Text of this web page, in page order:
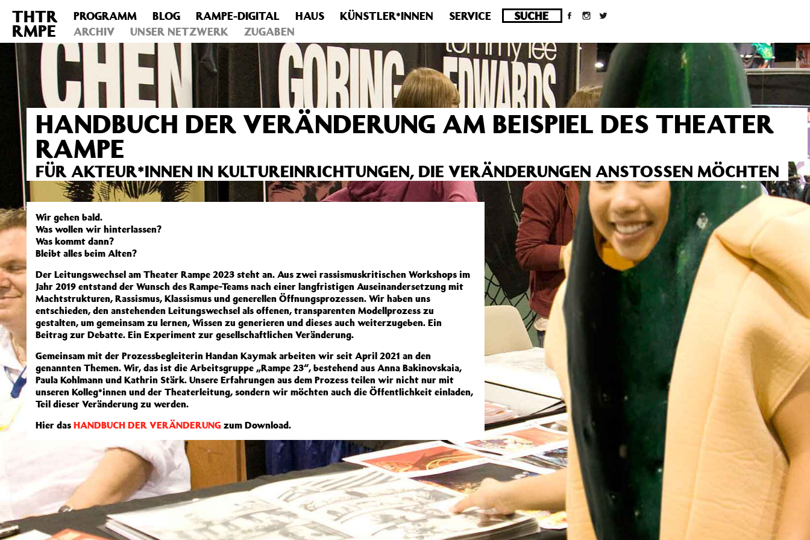
Deprecated : Die Funktion post_permalink ist seit Version 4.4.0 veraltet! Verwende stattdessen get_permalink(). in
/homepages/10/d43051023/htdocs/wordpress/wp-
includes/functions.phpon line6031
THTR
RMPE
PROGRAMM BLOG RAMPE-DIGITAL HAUS KÜNSTLER*INNEN
SERVICE
ARCHIV
UNSER NETZWERK ZUGABEN
HANDBUCH DER VERÄNDERUNG AM BEISPIEL DES THEATER
RAMPE
FÜR AKTEUR*INNEN IN KULTUREINRICHTUNGEN, DIE VERÄNDERUNGEN ANSTOSSEN MÖCHTEN
Wir gehen bald.
Was wollen wir hinterlassen?
Was kommt dann?
Bleibt alles beim Alten?
Der Leitungswechsel am Theater Rampe 2023 steht an. Aus zwei rassismuskritischen Workshops im
Jahr 2019 entstand der Wunsch des Rampe-Teams nach einer langfristigen Auseinandersetzung mit
Machtstrukturen, Rassismus, Klassismus und generellen Öffnungsprozessen. Wir haben uns
entschieden, den anstehenden Leitungswechsel als offenen, transparenten Modellprozess zu
gestalten, um gemeinsam zu lernen, Wissen zu generieren und dieses auch weiterzugeben. Ein
Beitrag zur Debatte. Ein Experiment zur gesellschaftlichen Veränderung.
Gemeinsam mit der Prozessbegleiterin Handan Kaymak arbeiten wir seit April 2021 an den
genannten Themen. Wir, das ist die Arbeitsgruppe „Rampe 23“, bestehend aus Anna Bakinovskaia,
Paula Kohlmann und Kathrin Stärk. Unsere Erfahrungen aus dem Prozess teilen wir nicht nur mit
unseren Kolleg*innen und der Theaterleitung, sondern wir möchten auch die Öffentlichkeit einladen,
Teil dieser Veränderung zu werden.
Hier das HANDBUCH DER VERÄNDERUNG zum Download.